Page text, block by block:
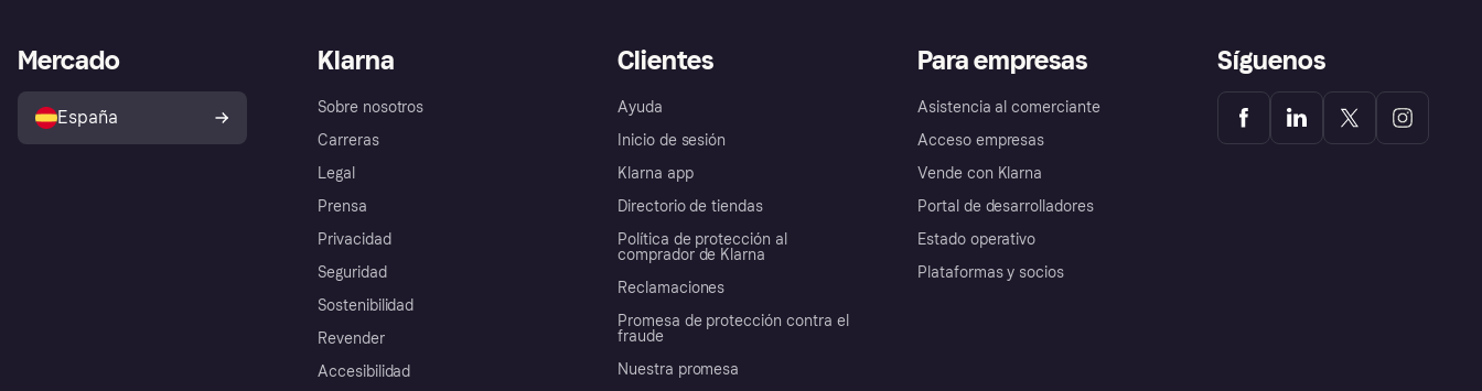
Klarna
Sobre nosotros
Carreras
Legal
Prensa
Privacidad
Seguridad
Sostenibilidad
Revender
Accesibilidad
Clientes
Ayuda
Inicio de sesión
Klarna app
Directorio de tiendas
Política de protección al
comprador de Klarna
Reclamaciones
Promesa de protección contra el
fraude
Nuestra promesa
Para empresas
Asistencia al comerciante
Acceso empresas
Vende con Klarna
Portal de desarrolladores
Estado operativo
Plataformas y socios
Mercado
España
Síguenos